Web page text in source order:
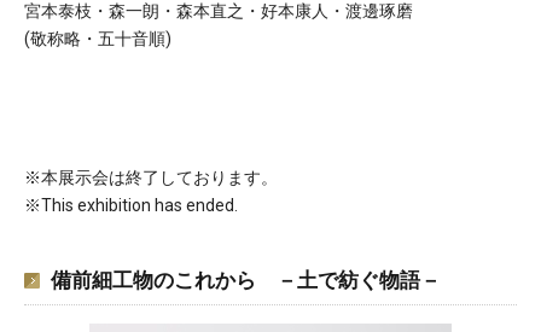
宮本泰枝・森一朗・森本直之・好本康人・渡邊琢磨
(敬称略・五十音順)
※本展示会は終了しております。
※This exhibition has ended.
備前細工物のこれから －土で紡ぐ物語－